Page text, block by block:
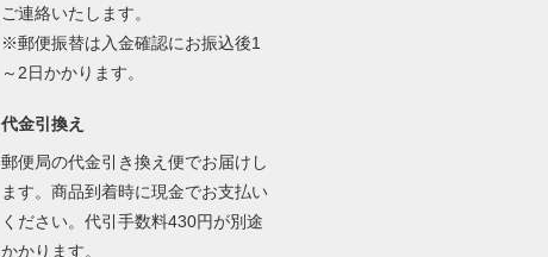
ご連絡いたします。
※郵便振替は入金確認にお振込後1
～2日かかります。
代金引換え
郵便局の代金引き換え便でお届けし
ます。商品到着時に現金でお支払い
ください。代引手数料430円が別途
かかります。